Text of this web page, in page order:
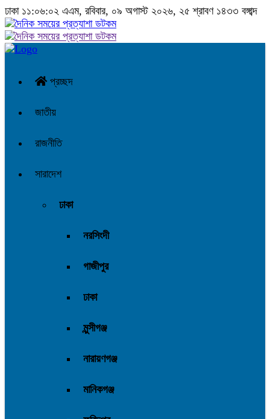
ঢাকা ১১:০৬:০৩ এএম, রবিবার, ০৯ অগাস্ট ২০২৬, ২৫ শ্রাবণ ১৪৩৩ বঙ্গাব্দ
প্রচ্ছদ
জাতীয়
রাজনীতি
সারাদেশ
ঢাকা
নরসিংদী
গাজীপুর
ঢাকা
মুন্সীগঞ্জ
নারায়ণগঞ্জ
মানিকগঞ্জ